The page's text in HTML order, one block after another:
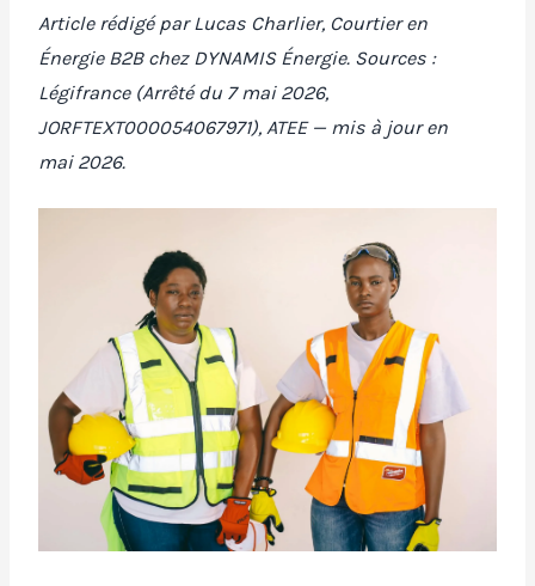
Article rédigé par Lucas Charlier, Courtier en
Énergie B2B chez DYNAMIS Énergie. Sources :
Légifrance (Arrêté du 7 mai 2026,
JORFTEXT000054067971), ATEE — mis à jour en
mai 2026.